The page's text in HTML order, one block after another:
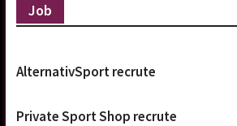
Job
AlternativSport recrute
Private Sport Shop recrute